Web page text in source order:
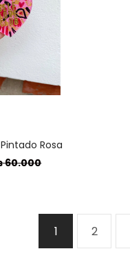
Rosa
60.000
1 2